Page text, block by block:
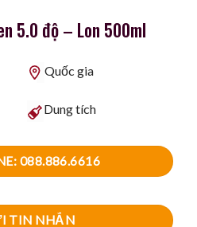
5.0 độ – Lon 500ml
Quốc gia
Dung tích
088.886.6616
TIN NHẮN